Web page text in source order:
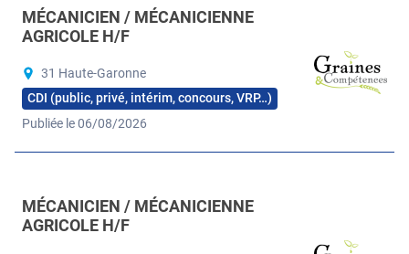
MÉCANICIEN / MÉCANICIENNE
AGRICOLE H/F
31 Haute-Garonne
CDI (public, privé, intérim, concours, VRP…)
Publiée le 06/08/2026
MÉCANICIEN / MÉCANICIENNE
AGRICOLE H/F